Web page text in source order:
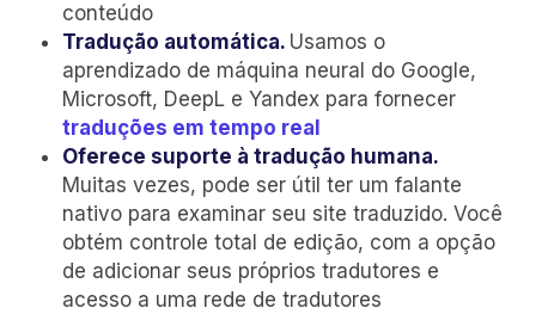
conteúdo
Tradução automática. Usamos o
aprendizado de máquina neural do Google,
Microsoft, DeepL e Yandex para fornecer
traduções em tempo real
Oferece suporte à tradução humana.
Muitas vezes, pode ser útil ter um falante
nativo para examinar seu site traduzido. Você
obtém controle total de edição, com a opção
de adicionar seus próprios tradutores e
acesso a uma rede de tradutores